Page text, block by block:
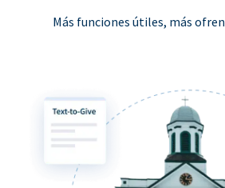
Más funciones útiles, más